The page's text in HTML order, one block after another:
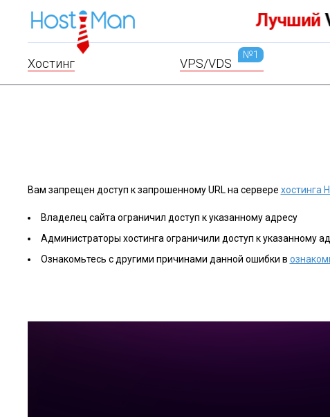
Домен
Хостинг VPS/VDS
№1
Вам запрещен доступ к запрошенному URL на сервере хостинга
Владелец сайта ограничил доступ к указанному адресу
Администраторы хостинга ограничили доступ к указанному
Ознакомьтесь с другими причинами данной ошибки в